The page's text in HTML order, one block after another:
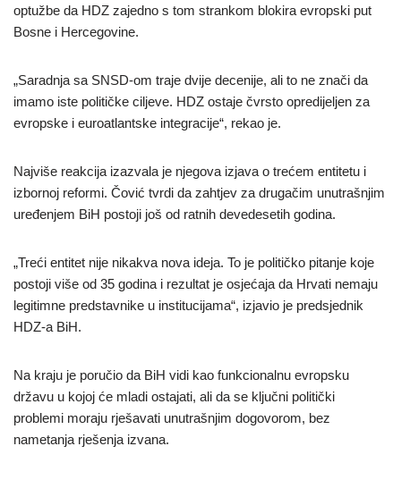
optužbe da HDZ zajedno s tom strankom blokira evropski put
Bosne i Hercegovine.
„Saradnja sa SNSD-om traje dvije decenije, ali to ne znači da
imamo iste političke ciljeve. HDZ ostaje čvrsto opredijeljen za
evropske i euroatlantske integracije“, rekao je.
Najviše reakcija izazvala je njegova izjava o trećem entitetu i
izbornoj reformi. Čović tvrdi da zahtjev za drugačim unutrašnjim
uređenjem BiH postoji još od ratnih devedesetih godina.
„Treći entitet nije nikakva nova ideja. To je političko pitanje koje
postoji više od 35 godina i rezultat je osjećaja da Hrvati nemaju
legitimne predstavnike u institucijama“, izjavio je predsjednik
HDZ-a BiH.
Na kraju je poručio da BiH vidi kao funkcionalnu evropsku
državu u kojoj će mladi ostajati, ali da se ključni politički
problemi moraju rješavati unutrašnjim dogovorom, bez
nametanja rješenja izvana.